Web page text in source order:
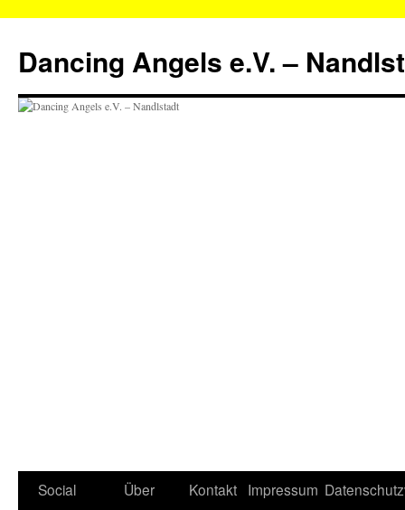
springen
Dancing Angels e.V. –
Social
Über
Kontakt Impressum